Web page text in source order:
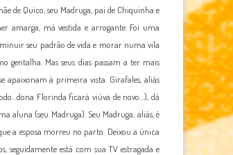
de Quico, seu Madruga, pai de Chiquinha e
amarga, má vestida e arrogante. Foi uma
seu padrão de vida e morar numa vila
gentalha. Mas seus dias passam a ter mais
apaixonam à primeira vista. Girafales, aliás
Florinda ficará viúva de novo…), dá
aluna (seu Madruga). Seu Madruga, aliás, é
a esposa morreu no parto. Deixou a única
está com sua TV estragada e